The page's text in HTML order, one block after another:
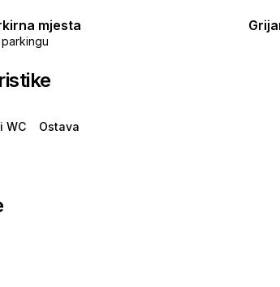
realestate.com
mjesta
WC Ostava